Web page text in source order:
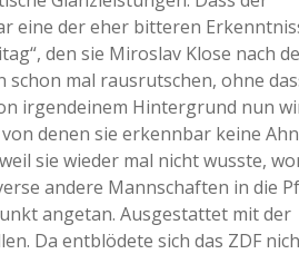
eine der eher bitteren
den sie Miroslav Klose nach
mal rausrutschen, ohne
irgendeinem Hintergrund nun
denen sie erkennbar keine
sie wieder mal nicht wusste,
andere Mannschaften in die
angetan. Ausgestattet mit der
Da entblödete sich das ZDF